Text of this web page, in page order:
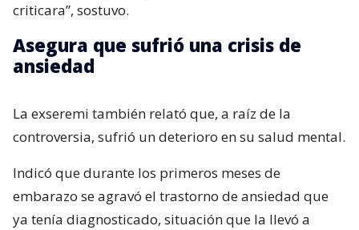
criticara”, sostuvo.
Asegura que sufrió una crisis de
ansiedad
La exseremi también relató que, a raíz de la
controversia, sufrió un deterioro en su salud mental.
Indicó que durante los primeros meses de
embarazo se agravó el trastorno de ansiedad que
ya tenía diagnosticado, situación que la llevó a